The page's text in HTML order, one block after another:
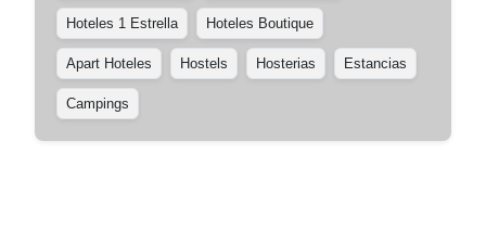
Hoteles 1 Estrella Hoteles Boutique
Apart Hoteles Hostels Hosterias Estancias
Campings